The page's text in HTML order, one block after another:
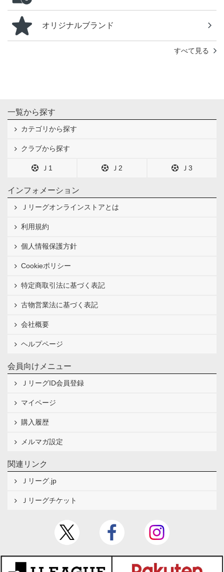
オリジナルブランド
すべて見る
一覧から探す
カテゴリから探す
クラブから探す
Ｊ1 Ｊ2 Ｊ3
インフォメーション
Ｊリーグオンラインストアとは
利用規約
個人情報保護方針
Cookieポリシー
特定商取引法に基づく表記
古物営業法に基づく表記
会社概要
ヘルプページ
会員向けメニュー
ＪリーグID会員登録
マイページ
購入履歴
メルマガ設定
関連リンク
Ｊリーグ.jp
Ｊリーグチケット